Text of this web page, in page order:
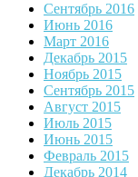
Сентябрь 2016
Июнь 2016
Март 2016
Декабрь 2015
Ноябрь 2015
Сентябрь 2015
Август 2015
Июль 2015
Июнь 2015
Февраль 2015
Декабрь 2014